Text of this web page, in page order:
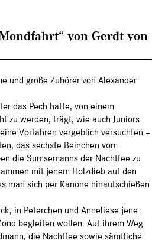
von Gerdt von
und große Zuhörer von Alexander
das Pech hatte, von einem
zu werden, trägt, wie auch Juniors
Vorfahren vergeblich versuchten –
das sechste Beinchen vom
die Sumsemanns der Nachtfee zu
mit jenem Holzdieb auf den
man sich per Kanone hinaufschießen
in Peterchen und Anneliese jene
begleiten wollen. Auf ihrem Weg
die Nachtfee sowie sämtliche